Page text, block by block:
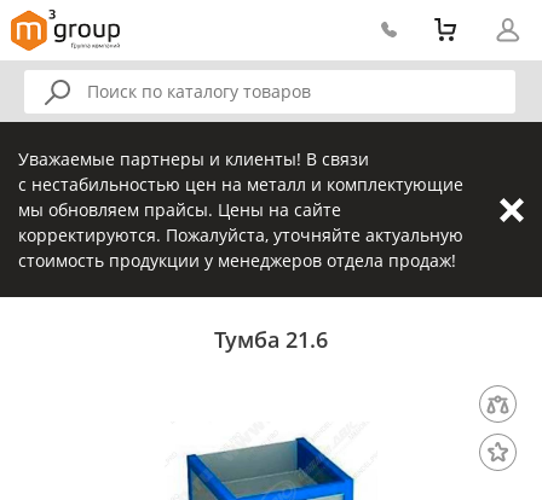
Уважаемые партнеры и клиенты! В связи
с нестабильностью цен на металл и комплектующие
мы обновляем прайсы. Цены на сайте
корректируются. Пожалуйста, уточняйте актуальную
стоимость продукции у менеджеров отдела продаж!
Тумба 21.6